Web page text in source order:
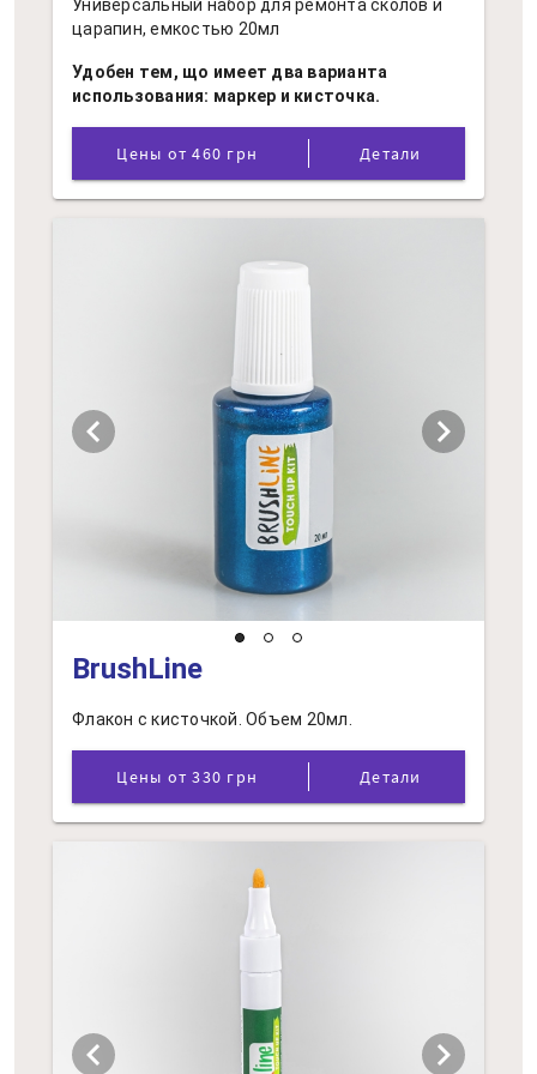
Универсальный набор для ремонта сколов и
царапин, емкостью 20мл
Удобен тем, що имеет два варианта
использования: маркер и кисточка.
Цены от 460 грн Детали
chevron_left chevron_right
BrushLine
Флакон с кисточкой. Объем 20мл.
Цены от 330 грн Детали
chevron_left chevron_right